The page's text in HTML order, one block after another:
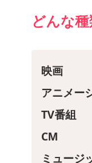
どんな
映画
アニメー
TV番組
CM
ミュージ